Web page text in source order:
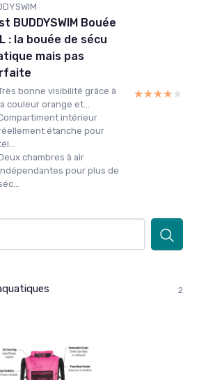
BUDDYSWIM Bouée
: la bouée de sécu
mais pas
bonne visibilité grâce à
couleur orange et...
intérieur
étanche pour
chambres à air
pour plus de
★★★★★
★★★★★
2